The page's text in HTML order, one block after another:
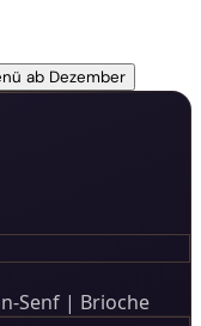
ab Dezember
Senf | Brioche